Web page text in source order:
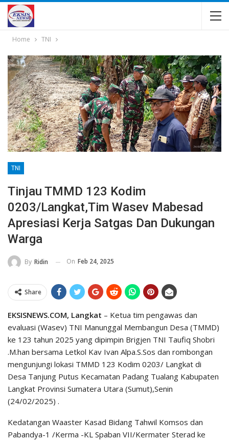
Home TNI
TNI
Tinjau TMMD 123 Kodim
0203/Langkat,Tim Wasev Mabesad
Apresiasi Kerja Satgas Dan Dukungan
Warga
By Ridin On Feb 24, 2025
Share
EKSISNEWS.COM, Langkat – Ketua tim pengawas dan
evaluasi (Wasev) TNI Manunggal Membangun Desa (TMMD)
ke 123 tahun 2025 yang dipimpin Brigjen TNI Taufiq Shobri
.M.han bersama Letkol Kav Ivan Alpa.S.Sos dan rombongan
mengunjungi lokasi TMMD 123 Kodim 0203/ Langkat di
Desa Tanjung Putus Kecamatan Padang Tualang Kabupaten
Langkat Provinsi Sumatera Utara (Sumut),Senin
(24/02/2025) .
Kedatangan Waaster Kasad Bidang Tahwil Komsos dan
Pabandya-1 /Kerma -KL Spaban VII/Kermater Sterad ke